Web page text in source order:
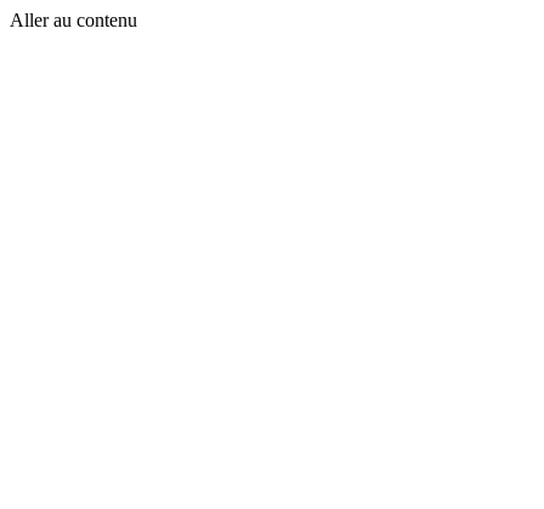
Aller au contenu